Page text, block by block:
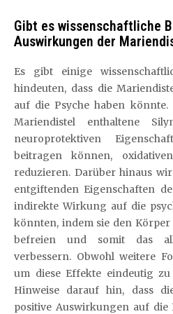
Gibt es wissenschaftliche
Auswirkungen der
Es gibt einige
hindeuten, dass die
auf die Psyche haben
Mariendistel enthaltene
neuroprotektiven
beitragen können,
reduzieren. Darüber hinaus
entgiftenden Eigenschaften
indirekte Wirkung auf die
könnten, indem sie den
befreien und somit das
verbessern. Obwohl weitere
um diese Effekte eindeutig
Hinweise darauf hin, dass
positive Auswirkungen auf die